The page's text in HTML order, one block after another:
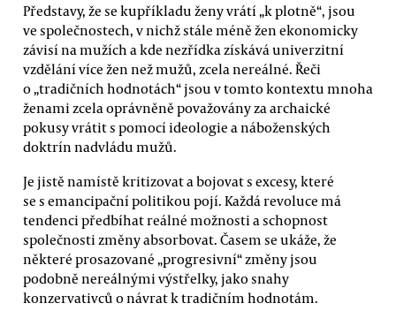
Představy, že se kupříkladu ženy vrátí „k plotně“, jsou
ve společnostech, v nichž stále méně žen ekonomicky
závisí na mužích a kde nezřídka získává univerzitní
vzdělání více žen než mužů, zcela nereálné. Řeči
o „tradičních hodnotách“ jsou v tomto kontextu mnoha
ženami zcela oprávněně považovány za archaické
pokusy vrátit s pomocí ideologie a náboženských
doktrín nadvládu mužů.
Je jistě namístě kritizovat a bojovat s excesy, které
se s emancipační politikou pojí. Každá revoluce má
tendenci předbíhat reálné možnosti a schopnost
společnosti změny absorbovat. Časem se ukáže, že
některé prosazované „progresivní“ změny jsou
podobně nereálnými výstřelky, jako snahy
konzervativců o návrat k tradičním hodnotám.